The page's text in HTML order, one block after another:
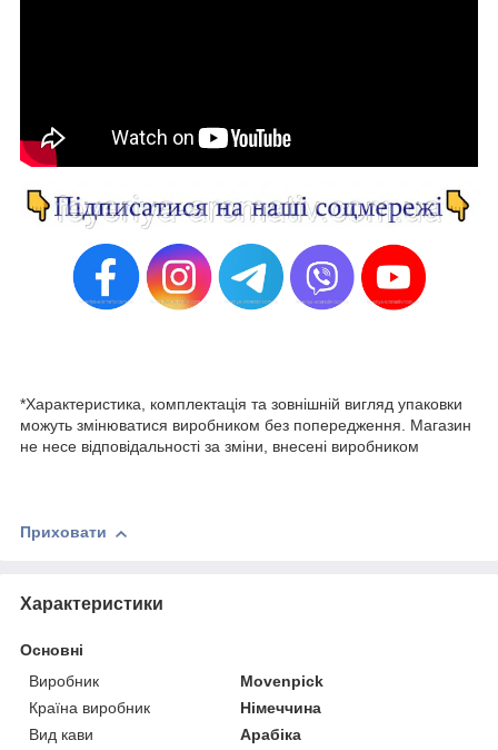
*Характеристика, комплектація та зовнішній вигляд упаковки
можуть змінюватися виробником без попередження. Магазин
не несе відповідальності за зміни, внесені виробником
Приховати
Характеристики
Основні
Виробник
Movenpick
Країна виробник
Німеччина
Вид кави
Арабіка